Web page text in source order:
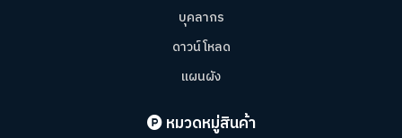
บุคลากร
ดาวน์โหลด
แผนผัง
หมวดหมู่สินค้า